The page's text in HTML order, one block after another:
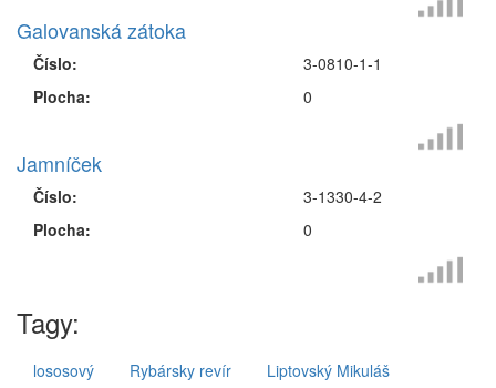
Galovanská zátoka
Číslo:
Plocha:
3-0810-1-1
0
Jamníček
Číslo:
Plocha:
3-1330-4-2
0
Tagy:
lososový Rybársky revír
Liptovský Mikuláš